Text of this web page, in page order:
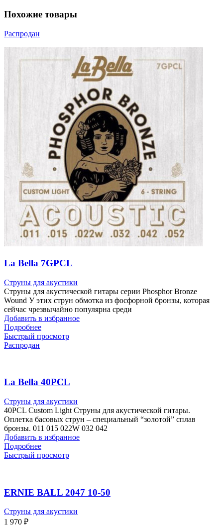
Похожие товары
Распродан
La Bella 7GPCL
Струны для акустики
Струны для акустической гитары серии Phosphor Bronze
Wound У этих струн обмотка из фосфорной бронзы, которая
сейчас чрезвычайно популярна среди
Добавить в избранное
Подробнее
Быстрый просмотр
Распродан
La Bella 40PCL
Струны для акустики
40PCL Custom Light Струны для акустической гитары.
Оплетка басовых струн – специальный “золотой” сплав
бронзы. 011 015 022W 032 042
Добавить в избранное
Подробнее
Быстрый просмотр
ERNIE BALL 2047 10-50
Струны для акустики
1 970 ₽